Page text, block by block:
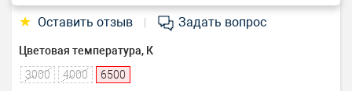
★ Оставить отзыв Задать вопрос
Цветовая температура, К
3000
4000
6500